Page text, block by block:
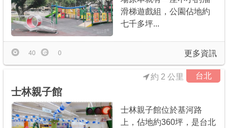
滑梯遊戲組，公園佔地約
七千多坪...
更多資訊
40 0
台北
士林親子館
約 2 公里
士林親子館位於基河路
上，佔地約360坪，是台北